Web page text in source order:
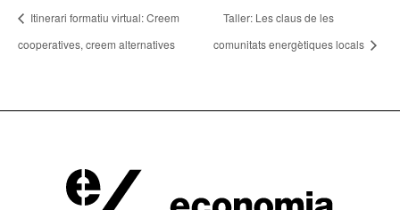
Itinerari formatiu virtual: Creem
cooperatives, creem alternatives
Taller: Les claus de les
comunitats energètiques locals